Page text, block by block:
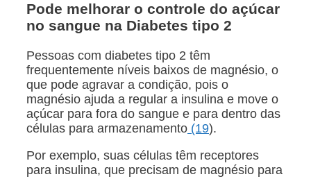
Pode melhorar o controle do açúcar
no sangue na Diabetes tipo 2
Pessoas com diabetes tipo 2 têm
frequentemente níveis baixos de magnésio, o
que pode agravar a condição, pois o
magnésio ajuda a regular a insulina e move o
açúcar para fora do sangue e para dentro das
células para armazenamento (19).
Por exemplo, suas células têm receptores
para insulina, que precisam de magnésio para